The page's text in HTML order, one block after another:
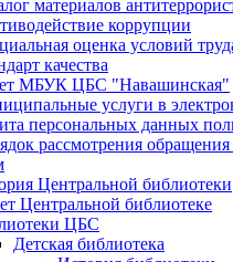
материалов
коррупции
оценка условий
качества
МБУК ЦБС "Навашинская"
услуги в
персональных данных
рассмотрения
Центральной библиотеки
Центральной библиотеке
ЦБС
Детская библиотека